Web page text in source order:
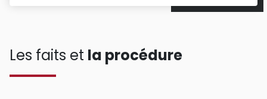
Les faits et la procédure